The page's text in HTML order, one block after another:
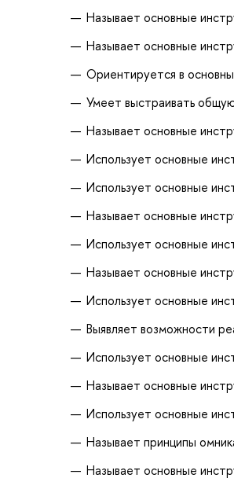
Называет основные
Называет основные
Ориентируется в
Умеет выстраивать
Называет основные
Использует основные
Использует основные
Называет основные
Использует основные
Называет основные
Использует основные
Выявляет возможности
Использует основные
Называет основные
Использует основные
Называет принципы
Называет основные